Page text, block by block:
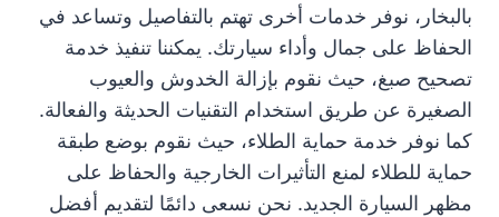
بالبخار، نوفر خدمات أخرى تهتم بالتفاصيل وتساعد في
الحفاظ على جمال وأداء سيارتك. يمكننا تنفيذ خدمة
تصحيح صبغ، حيث نقوم بإزالة الخدوش والعيوب
الصغيرة عن طريق استخدام التقنيات الحديثة والفعالة.
كما نوفر خدمة حماية الطلاء، حيث نقوم بوضع طبقة
حماية للطلاء لمنع التأثيرات الخارجية والحفاظ على
مظهر السيارة الجديد. نحن نسعى دائمًا لتقديم أفضل